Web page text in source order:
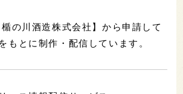
の川酒造株式会社】から申請して
もとに制作・配信しています。